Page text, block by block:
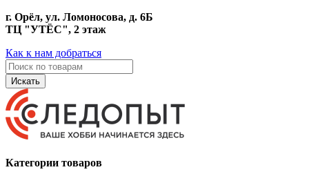
г. Орёл, ул. Ломоносова, д. 6Б
ТЦ "УТЁС", 2 этаж
Как к нам добраться
Искать
Категории товаров